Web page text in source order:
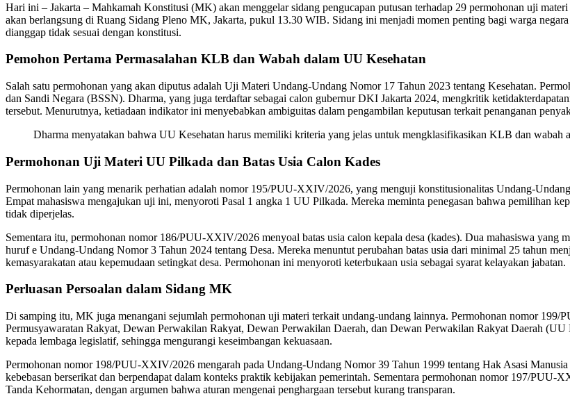
Hari ini – Jakarta – Mahkamah Konstitusi (MK) akan menggelar sidang pengucapan putusan terhadap 29 permohonan uji
akan berlangsung di Ruang Sidang Pleno MK, Jakarta, pukul 13.30 WIB. Sidang ini menjadi momen penting bagi warga
dianggap tidak sesuai dengan konstitusi.
Pemohon Pertama Permasalahan KLB dan Wabah dalam UU Kesehatan
Salah satu permohonan yang akan diputus adalah Uji Materi Undang-Undang Nomor 17 Tahun 2023 tentang Kesehatan.
dan Sandi Negara (BSSN). Dharma, yang juga terdaftar sebagai calon gubernur DKI Jakarta 2024, mengkritik
tersebut. Menurutnya, ketiadaan indikator ini menyebabkan ambiguitas dalam pengambilan keputusan terkait penanganan
Dharma menyatakan bahwa UU Kesehatan harus memiliki kriteria yang jelas untuk mengklasifikasikan KLB dan wabah
Permohonan Uji Materi UU Pilkada dan Batas Usia Calon Kades
Permohonan lain yang menarik perhatian adalah nomor 195/PUU-XXIV/2026, yang menguji konstitusionalitas Undang-
Empat mahasiswa mengajukan uji ini, menyoroti Pasal 1 angka 1 UU Pilkada. Mereka meminta penegasan bahwa pemilihan
tidak diperjelas.
Sementara itu, permohonan nomor 186/PUU-XXIV/2026 menyoal batas usia calon kepala desa (kades). Dua mahasiswa yang
huruf e Undang-Undang Nomor 3 Tahun 2024 tentang Desa. Mereka menuntut perubahan batas usia dari minimal 25 tahun
kemasyarakatan atau kepemudaan setingkat desa. Permohonan ini menyoroti keterbukaan usia sebagai syarat kelayakan jabatan.
Perluasan Persoalan dalam Sidang MK
Di samping itu, MK juga menangani sejumlah permohonan uji materi terkait undang-undang lainnya. Permohonan nomor
Permusyawaratan Rakyat, Dewan Perwakilan Rakyat, Dewan Perwakilan Daerah, dan Dewan Perwakilan Rakyat Daerah
kepada lembaga legislatif, sehingga mengurangi keseimbangan kekuasaan.
Permohonan nomor 198/PUU-XXIV/2026 mengarah pada Undang-Undang Nomor 39 Tahun 1999 tentang Hak Asasi
kebebasan berserikat dan berpendapat dalam konteks praktik kebijakan pemerintah. Sementara permohonan nomor 197/
Tanda Kehormatan, dengan argumen bahwa aturan mengenai penghargaan tersebut kurang transparan.